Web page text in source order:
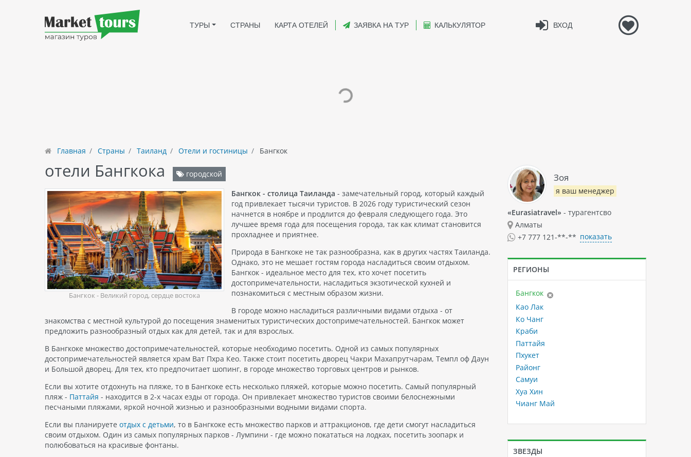
ВХОД
ТУРЫ СТРАНЫ КАРТА ОТЕЛЕЙ ЗАЯВКА НА ТУР КАЛЬКУЛЯТОР
Главная Страны Таиланд Отели и гостиницы Бангкок
отели Бангкока городской
Бангкок - Великий город, сердце востока
Бангкок - столица Таиланда - замечательный город, который каждый
год привлекает тысячи туристов. В 2026 году туристический сезон
начнется в ноябре и продлится до февраля следующего года. Это
лучшее время года для посещения города, так как климат становится
прохладнее и приятнее.
Природа в Бангкоке не так разнообразна, как в других частях Таиланда.
Однако, это не мешает гостям города насладиться своим отдыхом.
Бангкок - идеальное место для тех, кто хочет посетить
достопримечательности, насладиться экзотической кухней и
познакомиться с местным образом жизни.
В городе можно насладиться различными видами отдыха - от
знакомства с местной культурой до посещения знаменитых туристических достопримечательностей. Бангкок может
предложить разнообразный отдых как для детей, так и для взрослых.
В Бангкоке множество достопримечательностей, которые необходимо посетить. Одной из самых популярных
достопримечательностей является храм Ват Пхра Кео. Также стоит посетить дворец Чакри Махапрутчарам, Темпл оф Даун
и Большой дворец. Для тех, кто предпочитает шопинг, в городе множество торговых центров и рынков.
Если вы хотите отдохнуть на пляже, то в Бангкоке есть несколько пляжей, которые можно посетить. Самый популярный
пляж - Паттайя - находится в 2-х часах езды от города. Он привлекает множество туристов своими белоснежными
песчаными пляжами, яркой ночной жизнью и разнообразными водными видами спорта.
Если вы планируете отдых с детьми, то в Бангкоке есть множество парков и аттракционов, где дети смогут насладиться
своим отдыхом. Один из самых популярных парков - Лумпини - где можно покататься на лодках, посетить зоопарк и
полюбоваться на красивые фонтаны.
Зоя
я ваш менеджер
«Eurasiatravel» - турагентсво
Алматы
+7 777 121-**-** показать
РЕГИОНЫ
Бангкок
Као Лак
Ко Чанг
Краби
Паттайя
Пхукет
Районг
Самуи
Хуа Хин
Чианг Май
ЗВЕЗДЫ